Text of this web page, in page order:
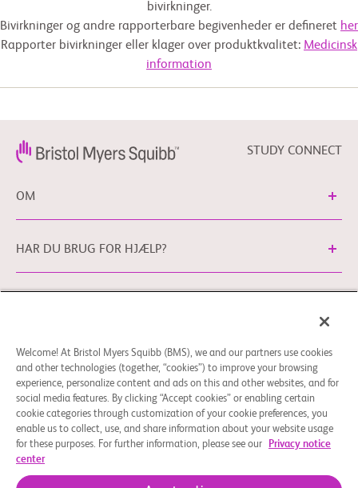
bivirkninger.
Bivirkninger og andre rapporterbare begivenheder er defineret her
Rapporter bivirkninger eller klager over produktkvalitet: Medicinsk
information
STUDY CONNECT
OM
HAR DU BRUG FOR HJÆLP?
viaEUDPO@BMS.com for at udøve de
databeskyttelsesrettigheder, som du måtte have, samt for
at stille spørgsmål eller gøre opmærksom på bekymringer i
forhold til håndteringen af dine persondata udført af
Bristol Myers Squibb Company.
Welcome! At Bristol Myers Squibb (BMS), we and our partners use cookies
and other technologies (together, “cookies”) to improve your browsing
experience, personalize content and ads on this and other websites, and for
social media features. By clicking “Accept cookies” or enabling certain
cookie categories through customization of your cookie preferences, you
enable us to collect, use, and share information about your website usage
for these purposes. For further information, please see our
Privacy notice
center